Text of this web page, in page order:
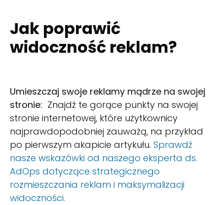
Jak poprawić
widoczność reklam?
Umieszczaj swoje reklamy mądrze na swojej
stronie: Znajdź te gorące punkty na swojej
stronie internetowej, które użytkownicy
najprawdopodobniej zauważą, na przykład
po pierwszym akapicie artykułu. Sprawdź
nasze wskazówki od naszego eksperta ds.
AdOps dotyczące strategicznego
rozmieszczania reklam i maksymalizacji
widoczności.